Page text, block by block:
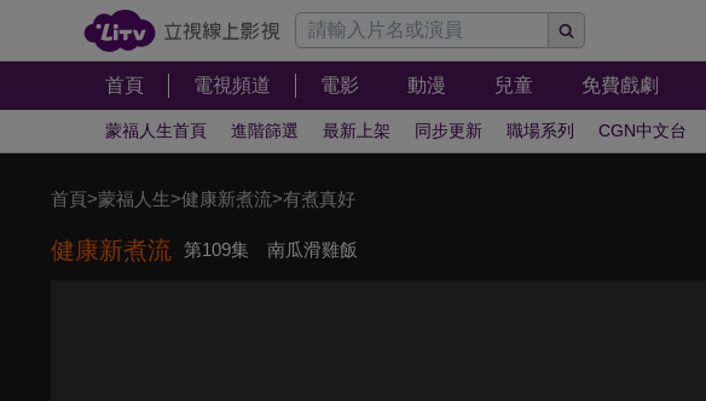
首頁 電視頻道 電影 動漫 兒童 免費戲劇
蒙福人生首頁 進階篩選 最新上架 同步更新 職場系列 CGN中文台
首頁>蒙福人生>健康新煮流>有煮真好
健康新煮流 第109集 南瓜滑雞飯